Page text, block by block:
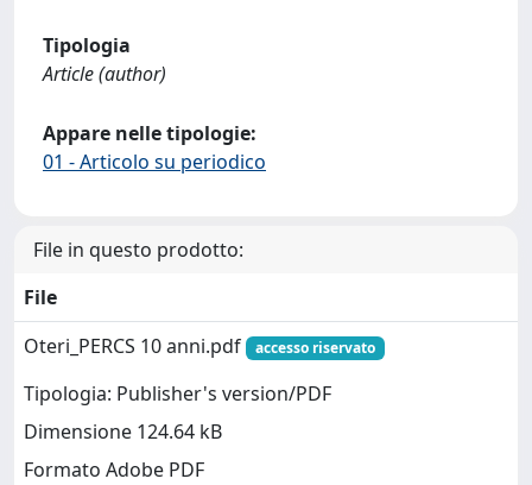
Tipologia
Article (author)
Appare nelle tipologie:
01 - Articolo su periodico
File in questo prodotto:
File
Oteri_PERCS 10 anni.pdf
accesso riservato
Tipologia: Publisher's version/PDF
Dimensione 124.64 kB
Formato Adobe PDF